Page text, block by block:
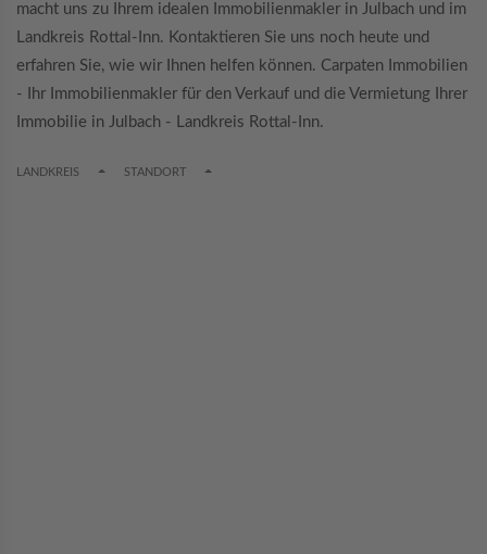
macht uns zu Ihrem idealen Immobilienmakler in Julbach und im
Landkreis Rottal-Inn. Kontaktieren Sie uns noch heute und
erfahren Sie, wie wir Ihnen helfen können. Carpaten Immobilien
- Ihr Immobilienmakler für den Verkauf und die Vermietung Ihrer
Immobilie in Julbach - Landkreis Rottal-Inn.
LANDKREIS TOGGLE DROPDOWN
STANDORT TOGGLE DROPDOWN